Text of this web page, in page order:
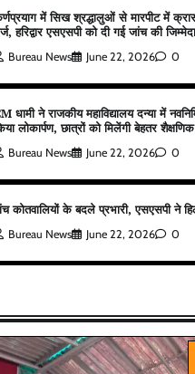
में सिख श्रद्धालुओं से मारपीट में
हरिद्वार एसएसपी को दी गई जांच की
Bureau News June 22, 2026 0
धामी ने राजकीय महाविद्यालय दन्या में
लोकार्पण, छात्रों को मिलेंगी बेहतर
Bureau News June 22, 2026 0
कोतवालियों के बदले प्रभारी, एसएसपी ने
Bureau News June 22, 2026 0